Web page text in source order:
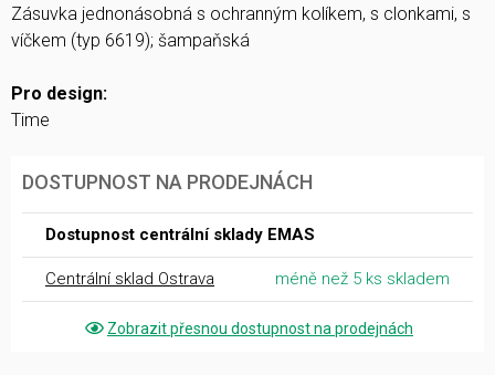
Zásuvka jednonásobná s ochranným kolíkem, s clonkami, s
víčkem (typ 6619); šampaňská
Pro design:
Time
DOSTUPNOST NA PRODEJNÁCH
Dostupnost centrální sklady EMAS
Centrální sklad Ostrava méně než 5 ks skladem
Zobrazit přesnou dostupnost na prodejnách